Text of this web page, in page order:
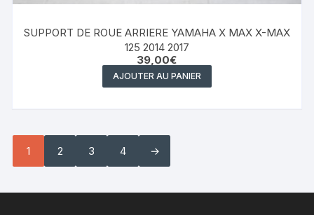
SUPPORT DE ROUE ARRIERE YAMAHA X MAX X-MAX
125 2014 2017
39,00€
AJOUTER AU PANIER
1 2 3 4 →